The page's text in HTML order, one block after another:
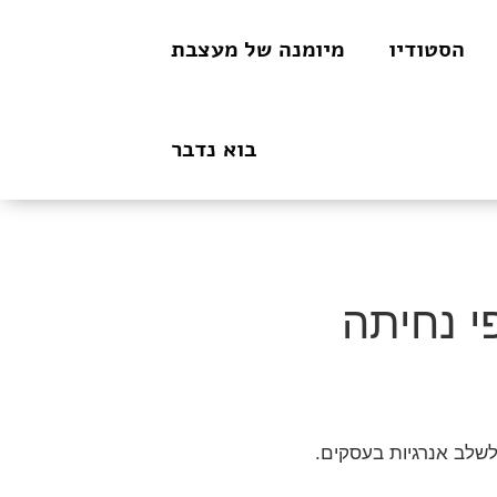
הסטודיו מיומנה של מעצבת
בוא נדבר
נחיתה
אנרגיות בעסקים.